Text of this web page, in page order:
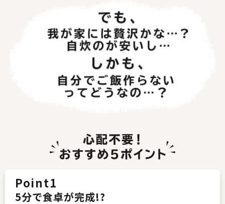
Point1
5分で食卓が完成!?